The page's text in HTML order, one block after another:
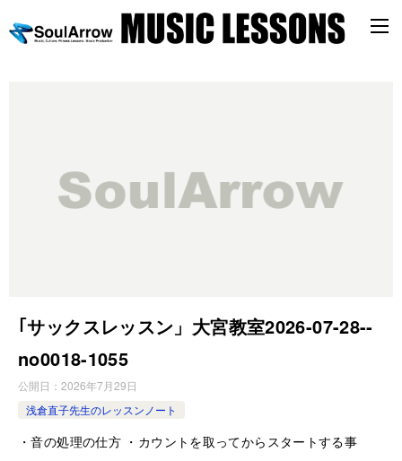
｢サックスレッスン」大宮教室2026-07-28-­
no0018-­1055
公開日： 2026年7月29日
浅倉直子先生のレッスンノート
・音の処理の仕方 ・カウントを取ってからスタートする事